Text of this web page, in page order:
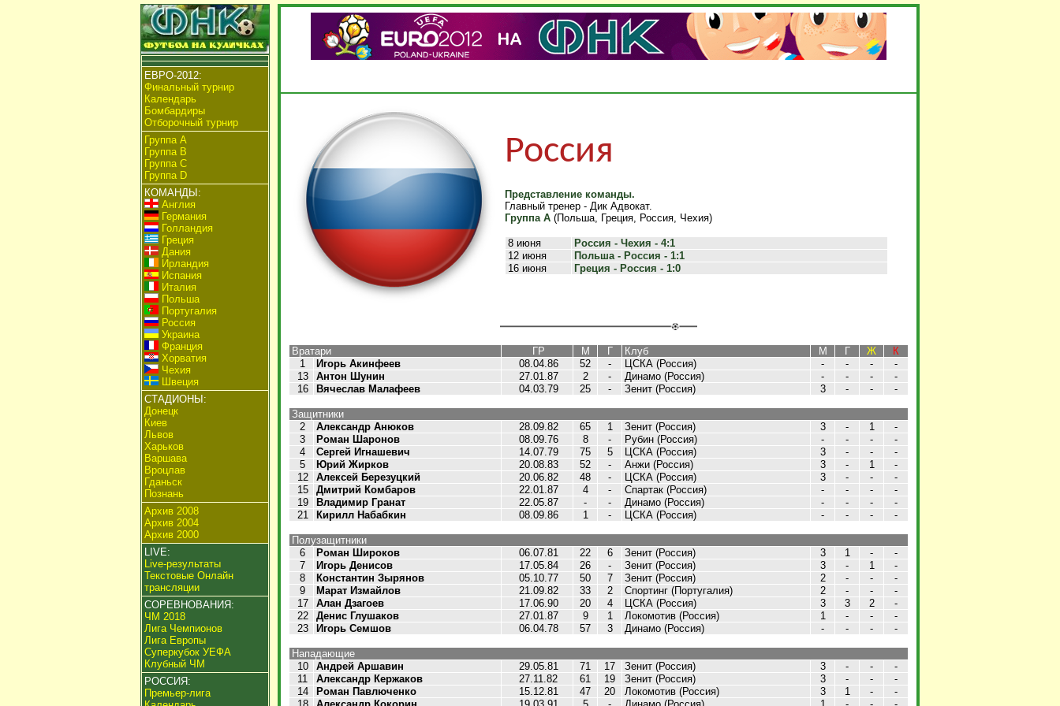
ЕВРО-2012:
Финальный турнир
Календарь
Бомбардиры
Отборочный турнир
Группа А
Группа B
Группа C
Группа D
КОМАНДЫ:
Англия
Германия
Голландия
Греция
Дания
Ирландия
Испания
Италия
Польша
Португалия
Россия
Украина
Франция
Хорватия
Чехия
Швеция
СТАДИОНЫ:
Донецк
Киев
Львов
Харьков
Варшава
Вроцлав
Гданьск
Познань
Архив 2008
Архив 2004
Архив 2000
LIVE:
Live-результаты
Текстовые Онлайн
трансляции
СОРЕВНОВАНИЯ:
ЧМ 2018
Лига Чемпионов
Лига Европы
Суперкубок УЕФА
Клубный ЧМ
РОССИЯ:
Премьер-лига
Россия
Представление команды.
Главный тренер - Дик Адвокат.
Группа A (Польша, Греция, Россия, Чехия)
8 июня
Россия - Чехия - 4:1
12 июня
Польша - Россия - 1:1
16 июня
Греция - Россия - 1:0
Вратари ГР М Г Клуб М Г Ж
К
1
Игорь Акинфеев 08.04.86 52 - ЦСКА (Россия) - - -
-
13
Антон Шунин 27.01.87 2 - Динамо (Россия) - - -
-
16
Вячеслав Малафеев 04.03.79 25 - Зенит (Россия) 3 - - -
Защитники
2
Александр Анюков 28.09.82 65 1 Зенит (Россия) 3 - 1
-
3
Роман Шаронов 08.09.76 8 - Рубин (Россия) - - -
-
4
Сергей Игнашевич 14.07.79 75 5 ЦСКА (Россия) 3 - -
-
5
Юрий Жирков 20.08.83 52 - Анжи (Россия) 3 - 1
-
12
Алексей Березуцкий 20.06.82 48 - ЦСКА (Россия) 3 - -
-
15
Дмитрий Комбаров 22.01.87 4 - Спартак (Россия) - - -
-
19
Владимир Гранат 22.05.87 - - Динамо (Россия) - - -
-
21
Кирилл Набабкин 08.09.86 1 - ЦСКА (Россия) - - - -
Полузащитники
6
Роман Широков 06.07.81 22 6 Зенит (Россия) 3 1 -
-
7
Игорь Денисов 17.05.84 26 - Зенит (Россия) 3 - 1
-
8
Константин Зырянов 05.10.77 50 7 Зенит (Россия) 2 - -
-
9
Марат Измайлов 21.09.82 33 2 Спортинг (Португалия) 2 - -
-
17
Алан Дзагоев 17.06.90 20 4 ЦСКА (Россия) 3 3 2
-
22
Денис Глушаков 27.01.87 9 1 Локомотив (Россия) 1 - -
-
23
Игорь Семшов 06.04.78 57 3 Динамо (Россия) - - - -
Нападающие
10
Андрей Аршавин 29.05.81 71 17 Зенит (Россия) 3 - -
-
11
Александр Кержаков 27.11.82 61 19 Зенит (Россия) 3 - -
-
14
Роман Павлюченко 15.12.81 47 20 Локомотив (Россия) 3 1 -
-